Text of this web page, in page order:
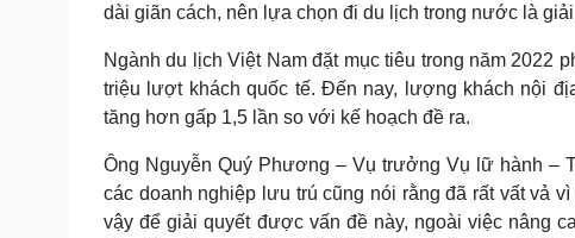
dài giãn cách, nên lựa chọn đi du lịch trong nước là
Ngành du lịch Việt Nam đặt mục tiêu trong năm 2022
triệu lượt khách quốc tế. Đến nay, lượng khách nội
tăng hơn gấp 1,5 lần so với kế hoạch đề ra.
Ông Nguyễn Quý Phương – Vụ trưởng Vụ lữ hành –
các doanh nghiệp lưu trú cũng nói rằng đã rất vất vả
vậy để giải quyết được vấn đề này, ngoài việc nâng